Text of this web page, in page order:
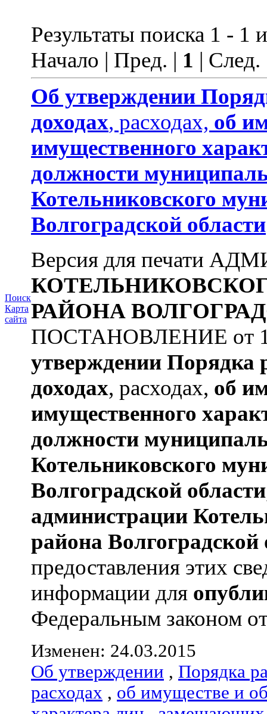
Поиск
Карта
сайта
Результаты поиска 1 - 1
Начало | Пред. | 1 |
Об утверждении
доходах, расходах, об
имущественного
должности
Котельниковского
Волгоградской области
Версия для печати
РАЙОНА
ПОСТАНОВЛЕНИЕ от
утверждении Порядка
доходах, расходах, об
имущественного
должности
Котельниковского
Волгоградской области
администрации
района Волгоградской
предоставления этих
информации для
Федеральным законом
Изменен: 24.03.2015
Об утверждении , Порядка
расходах , об имуществе и